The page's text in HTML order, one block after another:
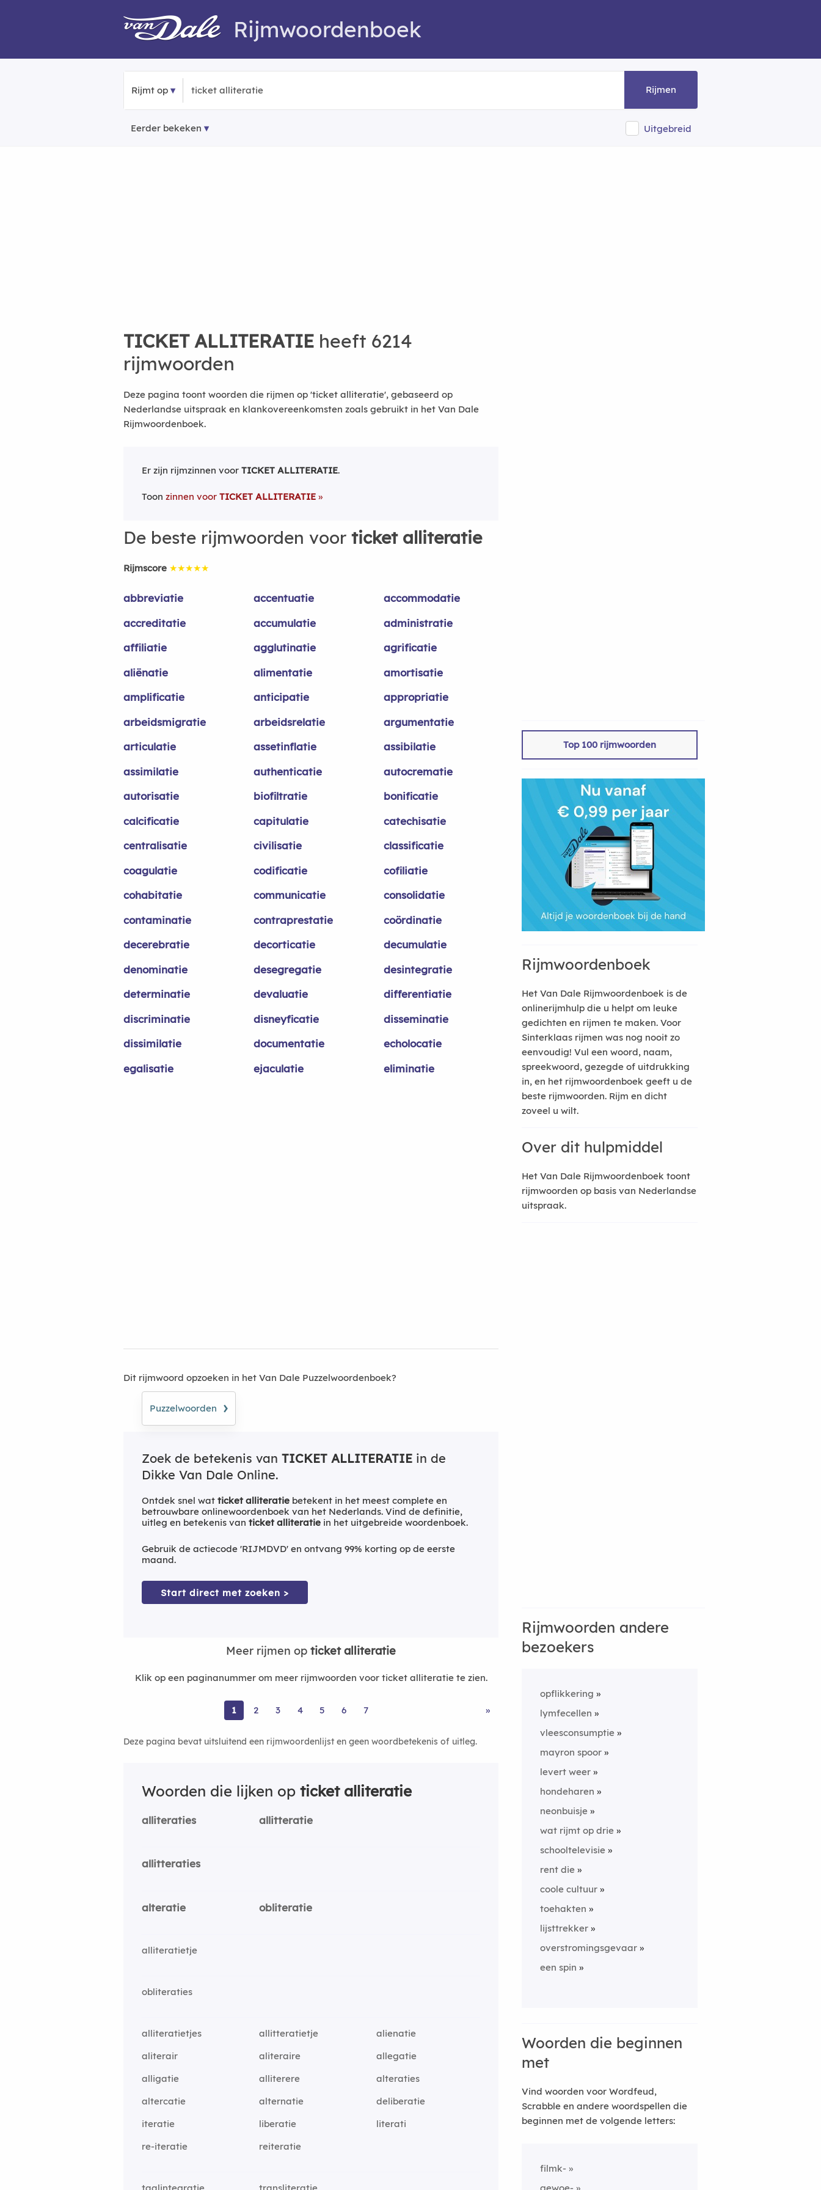
Rijmwoordenboek
Rijmt op Rijmen
Eerder bekeken Uitgebreid
TICKET ALLITERATIE heeft 6214
rijmwoorden
Deze pagina toont woorden die rijmen op 'ticket alliteratie', gebaseerd op
Nederlandse uitspraak en klankovereenkomsten zoals gebruikt in het Van Dale
Rijmwoordenboek.
Er zijn rijmzinnen voor TICKET ALLITERATIE.
Toon zinnen voor TICKET ALLITERATIE
De beste rijmwoorden voor ticket alliteratie
Rijmscore ★★★★★
abbreviatie accentuatie
accommodatie
accreditatie
accumulatie
administratie
affiliatie
agglutinatie
agrificatie
aliënatie
alimentatie
amortisatie
amplificatie
anticipatie
appropriatie
arbeidsmigratie
arbeidsrelatie
argumentatie
articulatie
assetinflatie
assibilatie
assimilatie
authenticatie
autocrematie
autorisatie
biofiltratie
bonificatie
calcificatie
capitulatie
catechisatie
centralisatie
civilisatie
classificatie
coagulatie
codificatie
cofiliatie
cohabitatie
communicatie
consolidatie
contaminatie
contraprestatie
coördinatie
decerebratie
decorticatie
decumulatie
denominatie
desegregatie
desintegratie
determinatie
devaluatie
differentiatie
discriminatie
disneyficatie
disseminatie
dissimilatie
documentatie
echolocatie
egalisatie
ejaculatie eliminatie
Dit rijmwoord opzoeken in het Van Dale Puzzelwoordenboek?
Puzzelwoorden ›
Zoek de betekenis van TICKET ALLITERATIE in de
Dikke Van Dale Online.
Ontdek snel wat ticket alliteratie betekent in het meest complete en
betrouwbare onlinewoordenboek van het Nederlands. Vind de definitie,
uitleg en betekenis van ticket alliteratie in het uitgebreide woordenboek.
Gebruik de actiecode 'RIJMDVD' en ontvang 99% korting op de eerste
maand.
Start direct met zoeken >
Meer rijmen opticket alliteratie
Klik op een paginanummer om meer rijmwoorden voor ticket alliteratie te zien.
1 2 3 4 5 6 7 »
Deze pagina bevat uitsluitend een rijmwoordenlijst en geen woordbetekenis of uitleg.
Woorden die lijken op ticket alliteratie
alliteraties allitteratie
allitteraties
alteratie obliteratie
alliteratietje
obliteraties
alliteratietjes allitteratietje
alienatie
aliterair
aliteraire
allegatie
alligatie
alliterere
alteraties
altercatie
alternatie
deliberatie
iteratie
liberatie
literati
re-iteratie
reiteratie
Top 100 rijmwoorden
Rijmwoordenboek
Het Van Dale Rijmwoordenboek is de
onlinerijmhulp die u helpt om leuke
gedichten en rijmen te maken. Voor
Sinterklaas rijmen was nog nooit zo
eenvoudig! Vul een woord, naam,
spreekwoord, gezegde of uitdrukking
in, en het rijmwoordenboek geeft u de
beste rijmwoorden. Rijm en dicht
zoveel u wilt.
Over dit hulpmiddel
Het Van Dale Rijmwoordenboek toont
rijmwoorden op basis van Nederlandse
uitspraak.
Rijmwoorden andere
bezoekers
opflikkering
lymfecellen
vleesconsumptie
mayron spoor
levert weer
hondeharen
neonbuisje
wat rijmt op drie
schooltelevisie
rent die
coole cultuur
toehakten
lijsttrekker
overstromingsgevaar
een spin
Woorden die beginnen
met
Vind woorden voor Wordfeud,
Scrabble en andere woordspellen die
beginnen met de volgende letters:
filmk-